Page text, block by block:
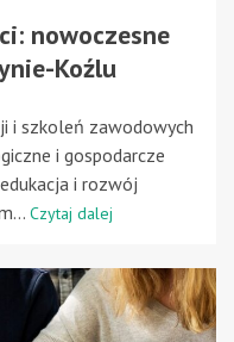
nowoczesne
Koźlu
i szkoleń zawodowych
i gospodarcze
i rozwój
Czytaj dalej